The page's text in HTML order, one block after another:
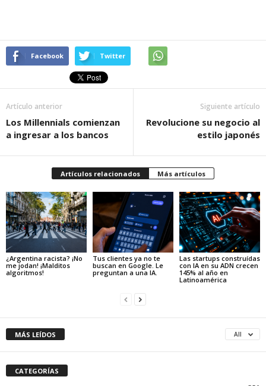
Facebook Twitter
Artículo anterior
Los Millennials comienzan
a ingresar a los bancos
Siguiente artículo
Revolucione su negocio al
estilo japonés
Artículos relacionados Más artículos
¿Argentina racista? ¡No
me jodan! ¡Malditos
algoritmos!
Tus clientes ya no te
buscan en Google. Le
preguntan a una IA.
Las startups construídas
con IA en su ADN crecen
145% al año en
Latinoamérica
MÁS LEÍDOS All
CATEGORÍAS